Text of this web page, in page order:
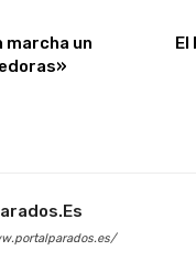
marcha un
El